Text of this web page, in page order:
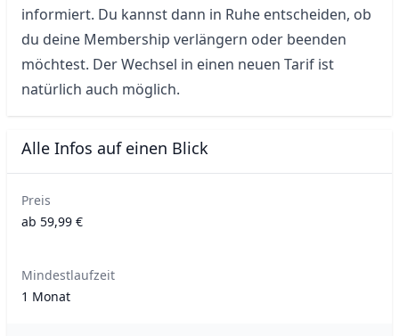
informiert. Du kannst dann in Ruhe entscheiden, ob
du deine Membership verlängern oder beenden
möchtest. Der Wechsel in einen neuen Tarif ist
natürlich auch möglich.
Alle Infos auf einen Blick
Preis
ab 59,99 €
Mindestlaufzeit
1 Monat